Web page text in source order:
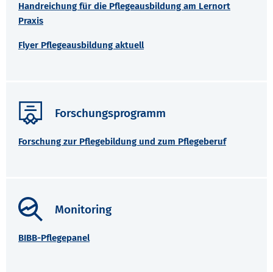
Handreichung für die Pflegeausbildung am Lernort
Praxis
Flyer Pflegeausbildung aktuell
Forschungsprogramm
Forschung zur Pflegebildung und zum Pflegeberuf
Monitoring
BIBB-Pflegepanel